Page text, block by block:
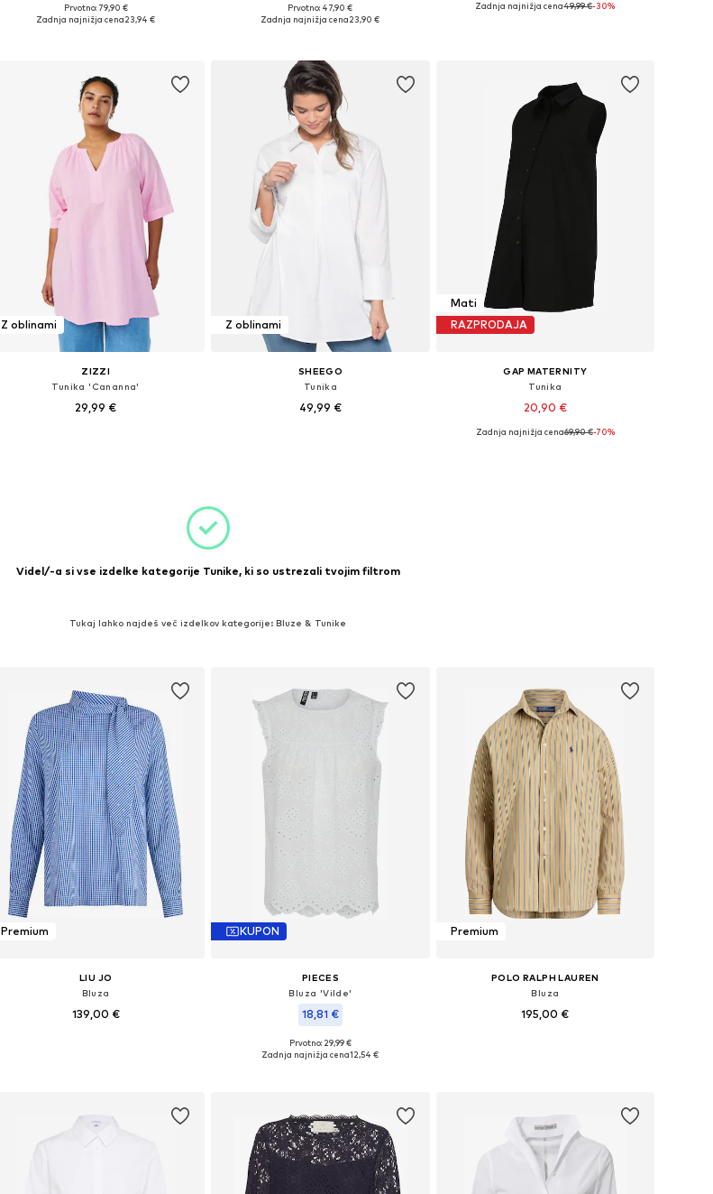
Razpoložljive velikosti: XS
Prvotno: 79,90 €
Zadnja najnižja cena23,94 €
Razpoložljive velikosti: XXXL, 4XL, 5XL
Prvotno: 47,90 €
Zadnja najnižja cena23,90 €
Razpoložljive velikosti: XXXL-4XL
Zadnja najnižja cena49,99 €-30%
Z oblinami
ZIZZI
Tunika 'Cananna'
29,99 €
Z oblinami
SHEEGO
Tunika
49,99 €
Mati
RAZPRODAJA
GAP MATERNITY
Tunika
20,90 €
Razpoložljive velikosti: XS
Zadnja najnižja cena69,90 €-70%
Videl/-a si vse izdelke kategorije Tunike, ki so ustrezali tvojim filtrom
Tukaj lahko najdeš več izdelkov kategorije: Bluze & Tunike
Premium
LIU JO
Bluza
139,00 €
KUPON
PIECES
Bluza 'Vilde'
18,81 €
Razpoložljive velikosti: XS, M
Prvotno: 29,99 €
Zadnja najnižja cena12,54 €
Premium
POLO RALPH LAUREN
Bluza
195,00 €